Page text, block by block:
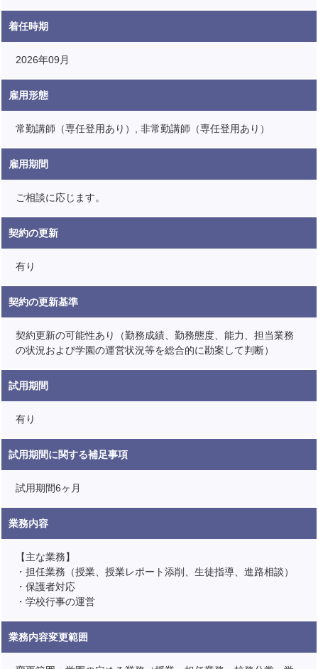
着任時期
2026年09月
雇用形態
常勤講師（専任登用あり）, 非常勤講師（専任登用あり）
雇用期間
ご相談に応じます。
契約の更新
有り
契約の更新基準
契約更新の可能性あり（勤務成績、勤務態度、能力、担当業務
の状況および学園の運営状況等を総合的に勘案して判断）
試用期間
有り
試用期間に関する補足事項
試用期間6ヶ月
業務内容
【主な業務】
・担任業務（授業、授業レポート添削、生徒指導、進路相談）
・保護者対応
・学校行事の運営
業務内容変更範囲